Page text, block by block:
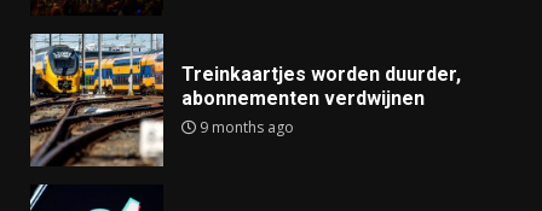
Treinkaartjes worden duurder,
abonnementen verdwijnen
9 months ago